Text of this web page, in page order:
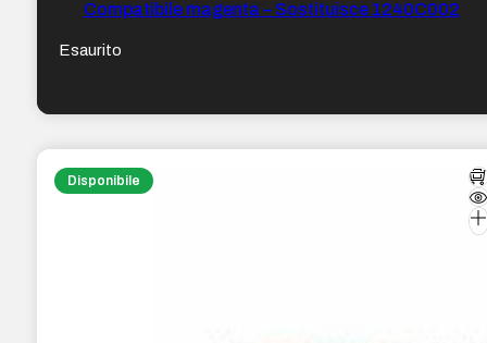
Compatibile magenta – Sostituisce 1240C002
Esaurito
Disponibile